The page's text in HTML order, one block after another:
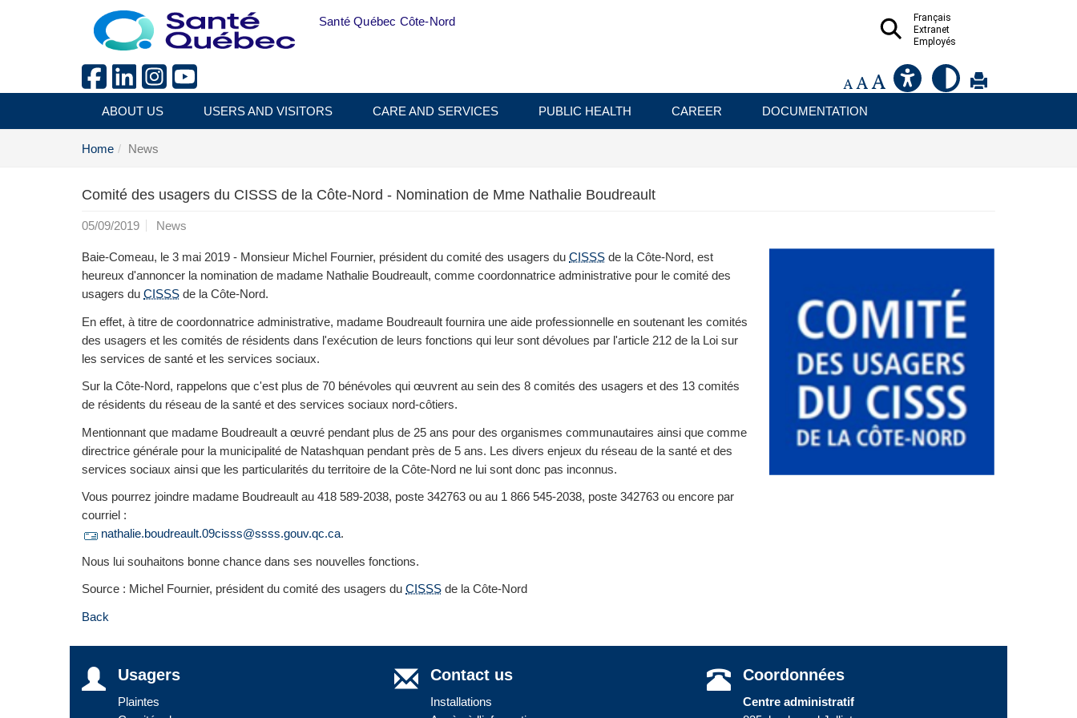
Français
Extranet
Employés
Santé Québec Côte-Nord
ABOUT US USERS AND VISITORS CARE AND SERVICES PUBLIC HEALTH CAREER DOCUMENTATION
Home News
Comité des usagers du CISSS de la Côte-Nord - Nomination de Mme Nathalie Boudreault
05/09/2019 News
Baie-Comeau, le 3 mai 2019 - Monsieur Michel Fournier, président du comité des usagers du CISSS de la Côte-Nord, est
heureux d'annoncer la nomination de madame Nathalie Boudreault, comme coordonnatrice administrative pour le comité des
usagers du CISSS de la Côte-Nord.
En effet, à titre de coordonnatrice administrative, madame Boudreault fournira une aide professionnelle en soutenant les comités
des usagers et les comités de résidents dans l'exécution de leurs fonctions qui leur sont dévolues par l'article 212 de la Loi sur
les services de santé et les services sociaux.
Sur la Côte-Nord, rappelons que c'est plus de 70 bénévoles qui œuvrent au sein des 8 comités des usagers et des 13 comités
de résidents du réseau de la santé et des services sociaux nord-côtiers.
Mentionnant que madame Boudreault a œuvré pendant plus de 25 ans pour des organismes communautaires ainsi que comme
directrice générale pour la municipalité de Natashquan pendant près de 5 ans. Les divers enjeux du réseau de la santé et des
services sociaux ainsi que les particularités du territoire de la Côte-Nord ne lui sont donc pas inconnus.
Vous pourrez joindre madame Boudreault au 418 589-2038, poste 342763 ou au 1 866 545-2038, poste 342763 ou encore par
courriel :
nathalie.boudreault.09cisss@ssss.gouv.qc.ca.
Nous lui souhaitons bonne chance dans ses nouvelles fonctions.
Source : Michel Fournier, président du comité des usagers du CISSS de la Côte-Nord
Back
Usagers
Plaintes
Contact us
Installations
Coordonnées
Centre administratif